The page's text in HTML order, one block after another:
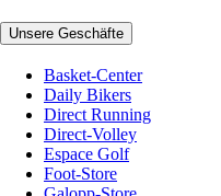
Unsere Geschäfte
Basket-Center
Daily Bikers
Direct Running
Direct-Volley
Espace Golf
Foot-Store